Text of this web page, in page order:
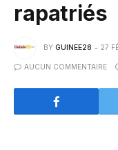
rapatriés
BY GUINEE28 27
AUCUN COMMENTAIRE